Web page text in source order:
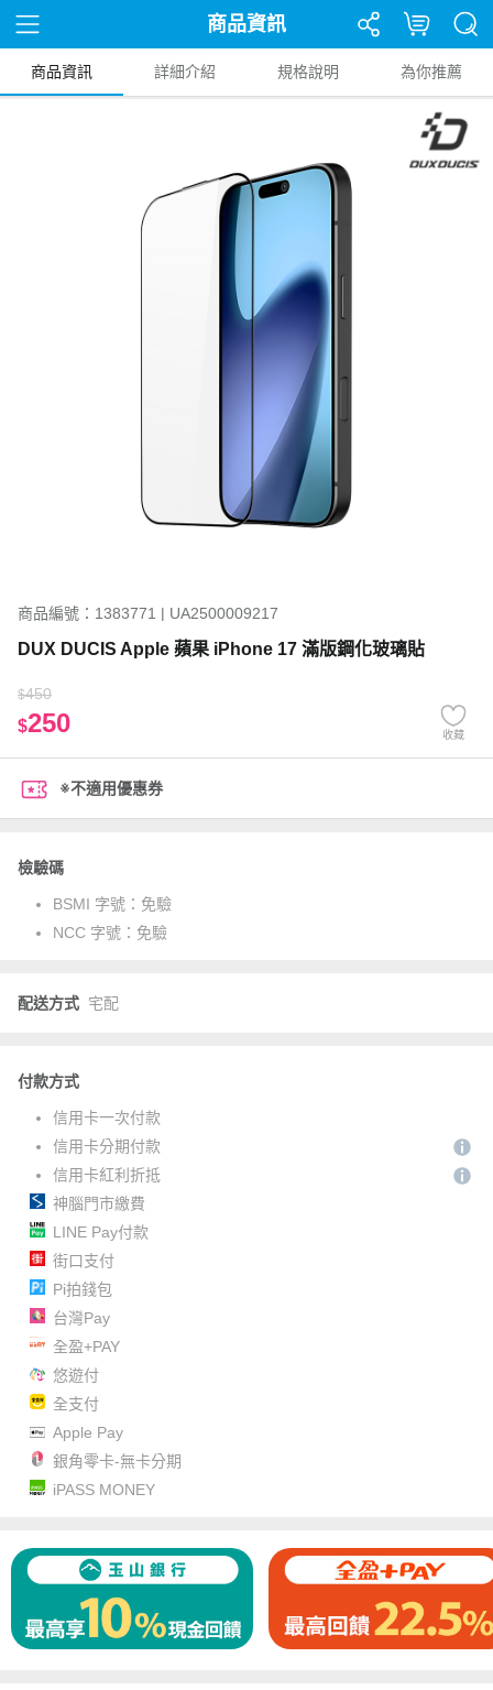
商品資訊
商品資訊 詳細介紹 規格說明 為你推薦
商品編號：1383771 | UA2500009217
DUX DUCIS Apple 蘋果 iPhone 17 滿版鋼化玻璃貼
$450
$250 收藏
※不適用優惠券
檢驗碼
BSMI 字號： 免驗
NCC 字號： 免驗
配送方式 宅配
付款方式
信用卡一次付款
信用卡分期付款
信用卡紅利折抵
神腦門市繳費
LINE Pay付款
街口支付
Pi拍錢包
台灣Pay
全盈+PAY
悠遊付
全支付
Apple Pay
銀角零卡-無卡分期
iPASS MONEY